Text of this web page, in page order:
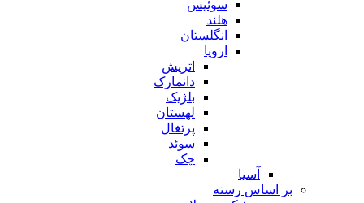
سوئیس
هلند
انگلستان
اروپا
اتریش
دانمارک
بلژیک
لهستان
پرتغال
سوئد
چک
آسیا
بر اساس رسته